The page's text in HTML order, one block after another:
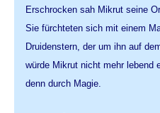
Erschrocken sah Mikrut seine
Sie fürchteten sich mit einem
Druidenstern, der um ihn auf
würde Mikrut nicht mehr lebend
denn durch Magie.